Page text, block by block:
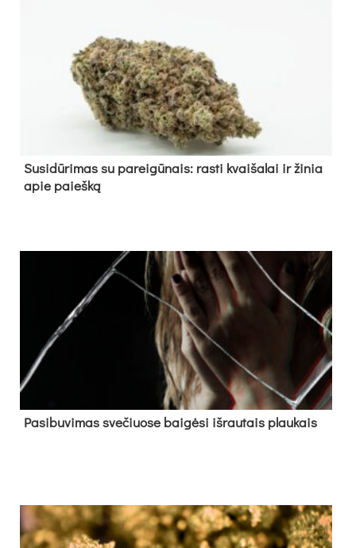
Su­si­dū­ri­mas su pa­rei­gū­nais: ras­ti kvai­ša­lai ir ži­nia
apie paieš­ką
Pa­si­bu­vi­mas sve­čiuo­se bai­gė­si iš­rau­tais plau­kais